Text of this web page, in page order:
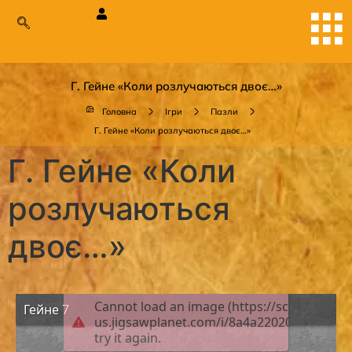
Г. Гейне «Коли розлучаються двоє…»
Головна Ігри
Пазли
Г. Гейне «Коли розлучаються двоє…»
Г. Гейне «Коли
розлучаються
двоє…»